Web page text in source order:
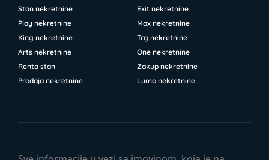
Stan nekretnine
Exit nekretnine
Play nekretnine
Max nekretnine
King nekretnine
Trg nekretnine
Arts nekretnine
One nekretnine
Renta stan
Zakup nekretnine
Prodaja nekretnine
Lumo nekretnine